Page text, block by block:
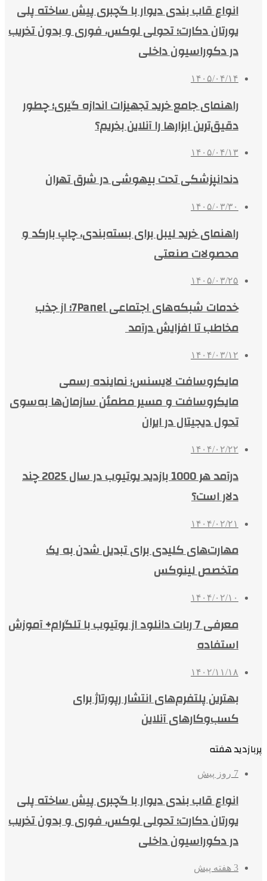
انواع قاب بندی دیوار با گچبری پیش ساخته پلی
یورتان دکارت؛ تحولی لوکس، فوری و بدون تخریب
در دکوراسیون داخلی
۱۴۰۵/۰۴/۱۴
راهنمای جامع خرید تجهیزات اندازه گیری؛ چطور
دقیق‌ترین ابزارها را آنلاین بخریم؟
۱۴۰۵/۰۴/۱۳
دندانپزشکی تحت بیهوشی در شرق تهران
۱۴۰۵/۰۳/۳۰
راهنمای خرید لیبل برای بسته‌بندی، چاپ بارکد و
محصولات صنعتی
۱۴۰۵/۰۳/۲۵
خدمات شبکه‌های اجتماعی 7Panel؛ از جذب
مخاطب تا افزایش درآمد
۱۴۰۴/۰۳/۱۲
مایکروسافت لایسنس؛ نماینده رسمی
مایکروسافت و مسیر مطمئن سازمان‌ها به‌سوی
تحول دیجیتال در ایران
۱۴۰۴/۰۲/۲۲
درآمد هر 1000 بازدید یوتیوب در سال 2025 چند
دلار است؟
۱۴۰۴/۰۲/۲۱
مهارت‌های کلیدی برای تبدیل شدن به یک
متخصص لینوکس
۱۴۰۴/۰۲/۱۰
معرفی 7 ربات دانلود از یوتیوب با تلگرام+ آموزش
استفاده
۱۴۰۲/۱۱/۱۸
بهترین پلتفرم‌های انتشار رپورتاژ برای
کسب‌وکارهای آنلاین
پربازدید هفته
7 روز پیش
انواع قاب بندی دیوار با گچبری پیش ساخته پلی
یورتان دکارت؛ تحولی لوکس، فوری و بدون تخریب
در دکوراسیون داخلی
3 هفته پیش